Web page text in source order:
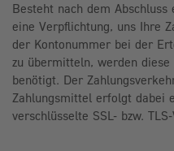
Besteht nach dem
eine Verpflichtung, uns Ihre
der Kontonummer bei der
zu übermitteln, werden diese
benötigt. Der
Zahlungsmittel erfolgt dabei
verschlüsselte SSL- bzw.